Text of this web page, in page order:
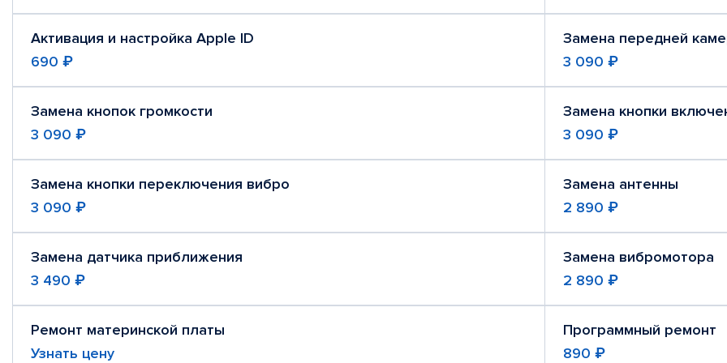
Активация и настройка Apple ID
690 ₽
Замена передней
3 090 ₽
Замена кнопок громкости
3 090 ₽
Замена кнопки
3 090 ₽
Замена кнопки переключения вибро
3 090 ₽
Замена антенны
2 890 ₽
Замена датчика приближения
3 490 ₽
Замена вибромотора
2 890 ₽
Ремонт материнской платы
Узнать цену
Программный ремонт
890 ₽